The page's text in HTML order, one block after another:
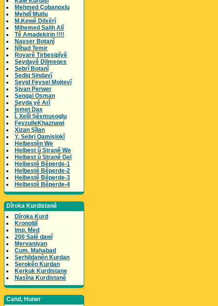
Mehmed Çobanoxlu
Mehdî Mutlu
M.Kewê Dilxêrî
Mihemed Salih Alî
Tê Amadekirin !!!!
Navser Botanî
Nîhad Temir
Royarê Tirbesipîyê
Seydayê Dilmeqes
Sebrî Botanî
Sediq Sindavî
Seyid Feysel Mojtevî
Şivan Perwer
Şengal Osman
Seyda yê Arî
Îsmet Dax
Î. Xelîl Şêxmusoglu
FeyzulleKhaznawi
Xizan Şîlan
Y. Sebri Qamişlokî
Helbestên We
Helbest û Stranê We
Helbest û Stranê Gel
Helbestê Bêperde-1
Helbestê Bêperde-2
Helbestê Bêperde-3
Helbestê Bêperde-4
Dîroka Kurdistanê
Dîroka Kurd
Kronolijî
Imp. Med
200 Salê dawî
Mervaniyan
Cum. Mahabad
Serhildanên Kurdan
Serokên Kurdan
Kerkuk Kurdistane
Nasîna Kurdistanê
Cand, Huner